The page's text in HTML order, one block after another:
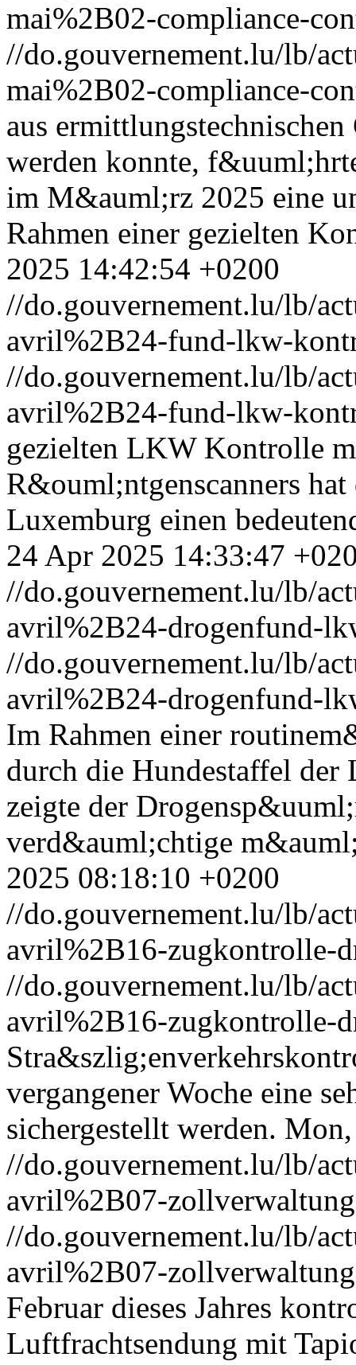
mai%2B02-compliance-
//do.gouvernement.lu/lb/
mai%2B02-compliance-
aus
werden konnte,
im M&auml;rz 2025 eine
Rahmen einer gezielten
2025 14:42:54 +0200
//do.gouvernement.lu/lb/
avril%2B24-fund-lkw-
//do.gouvernement.lu/lb/
avril%2B24-fund-lkw-
gezielten LKW Kontrolle
R&ouml;ntgenscanners
Luxemburg einen
24 Apr 2025 14:33:47
//do.gouvernement.lu/lb/
avril%2B24-drogenfund-
//do.gouvernement.lu/lb/
avril%2B24-drogenfund-
Im Rahmen einer
durch die Hundestaffel
zeigte der
verd&auml;chtige
2025 08:18:10 +0200
//do.gouvernement.lu/lb/
avril%2B16-zugkontrolle-
//do.gouvernement.lu/lb/
avril%2B16-zugkontrolle-
vergangener Woche eine
sichergestellt werden.
//do.gouvernement.lu/lb/
avril%2B07-
//do.gouvernement.lu/lb/
avril%2B07-
Februar dieses Jahres
Luftfrachtsendung mit